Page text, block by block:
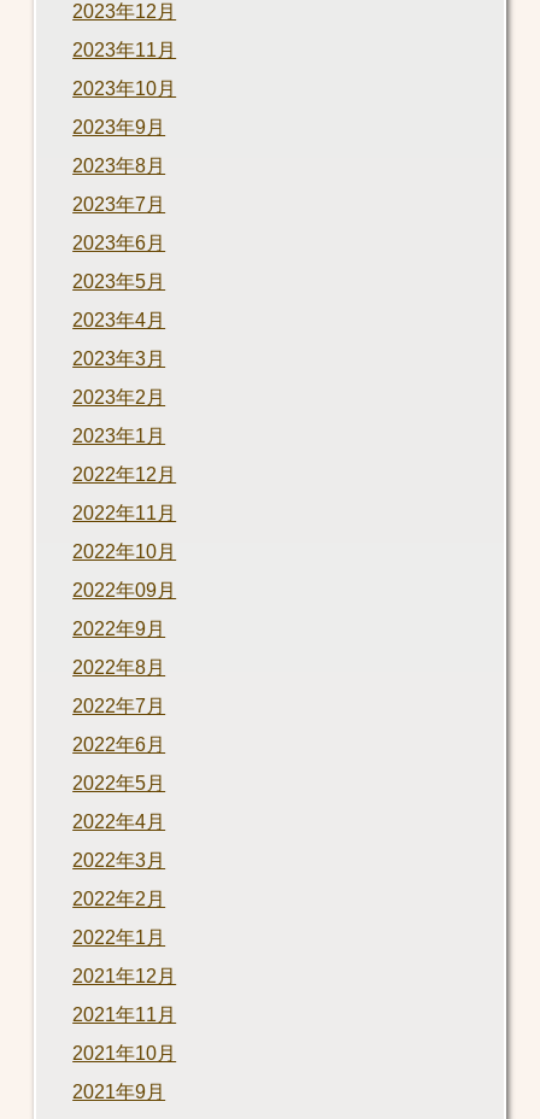
2023年12月
2023年11月
2023年10月
2023年9月
2023年8月
2023年7月
2023年6月
2023年5月
2023年4月
2023年3月
2023年2月
2023年1月
2022年12月
2022年11月
2022年10月
2022年09月
2022年9月
2022年8月
2022年7月
2022年6月
2022年5月
2022年4月
2022年3月
2022年2月
2022年1月
2021年12月
2021年11月
2021年10月
2021年9月